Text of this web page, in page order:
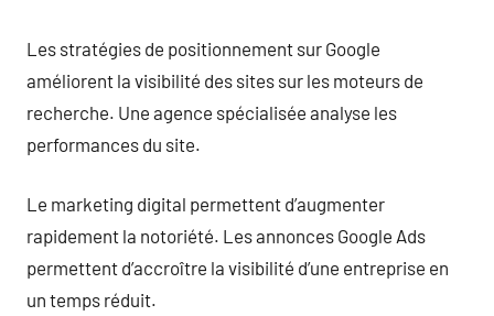
Les stratégies de positionnement sur Google
améliorent la visibilité des sites sur les moteurs de
recherche. Une agence spécialisée analyse les
performances du site.
Le marketing digital permettent d’augmenter
rapidement la notoriété. Les annonces Google Ads
permettent d’accroître la visibilité d’une entreprise en
un temps réduit.